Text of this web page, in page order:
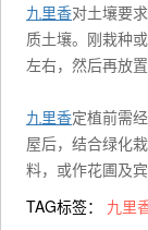
九里香对土壤要
质土壤。刚栽种
左右，然后再放
九里香定植前需
屋后，结合绿化
料，或作花圃及
TAG标签： 九里